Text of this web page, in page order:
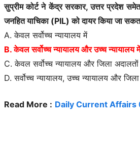
सुप्रीम कोर्ट ने केंद्र सरकार, उत्तर प्रदेश
जनहित याचिका (PIL) को दायर किया जा
A. केवल सर्वोच्च न्यायालय में
B. केवल सर्वोच्च न्यायालय और उच्च न्यायालय में
C. केवल सर्वोच्च न्यायालय और जिला
D. सर्वोच्च न्यायालय, उच्च न्यायालय और
Read More : Daily Current Affairs